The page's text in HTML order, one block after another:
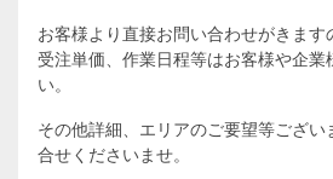
お客様より直接お問い合わせがきます
受注単価、作業日程等はお客様や企業
い。
その他詳細、エリアのご要望等ござい
合せくださいませ。